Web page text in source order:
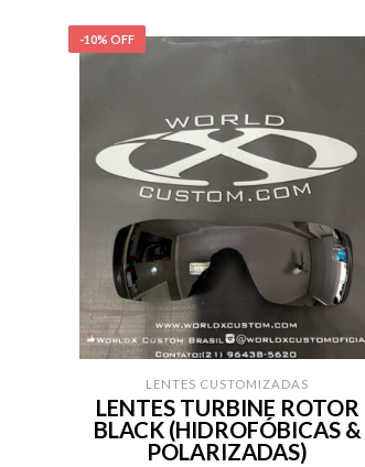
-10% OFF
LENTES CUSTOMIZADAS
LENTES TURBINE ROTOR
BLACK (HIDROFÓBICAS &
POLARIZADAS)